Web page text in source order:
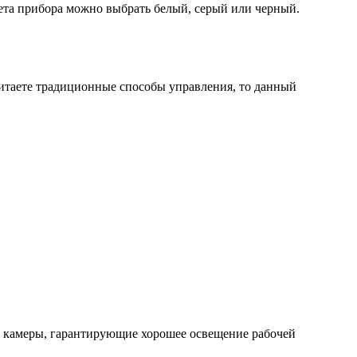
прибора можно выбрать белый, серый или черный.
традиционные способы управления, то данный
гарантирующие хорошее освещение рабочей